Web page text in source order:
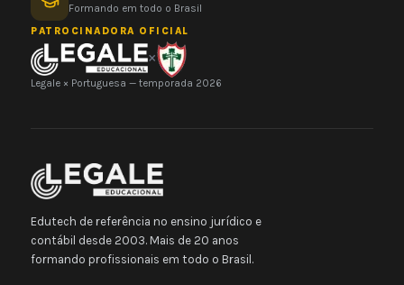
Formando em todo o Brasil
PATROCINADORA OFICIAL
×
Legale × Portuguesa — temporada 2026
Edutech de referência no ensino jurídico e
contábil desde 2003. Mais de 20 anos
formando profissionais em todo o Brasil.